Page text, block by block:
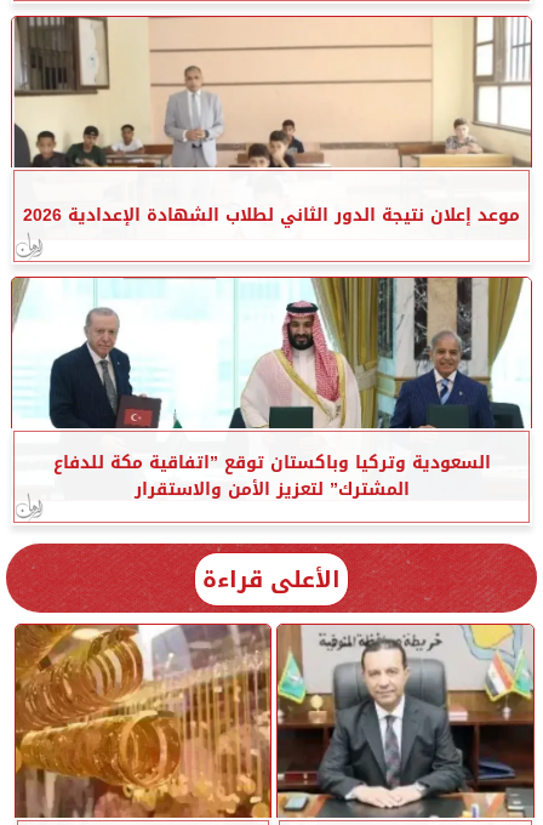
موعد إعلان نتيجة الدور الثاني لطلاب الشهادة الإعدادية 2026
السعودية وتركيا وباكستان توقع ”اتفاقية مكة للدفاع
المشترك” لتعزيز الأمن والاستقرار
الأعلى قراءة